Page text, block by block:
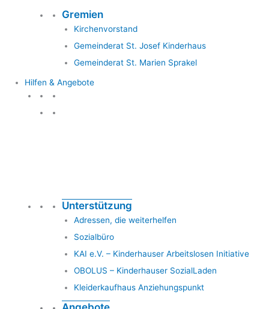
Gremien
Kirchenvorstand
Gemeinderat St. Josef Kinderhaus
Gemeinderat St. Marien Sprakel
Hilfen & Angebote
Unterstützung
Adressen, die weiterhelfen
Sozialbüro
KAI e.V. – Kinderhauser Arbeitslosen Initiative
OBOLUS – Kinderhauser SozialLaden
Kleiderkaufhaus Anziehungspunkt